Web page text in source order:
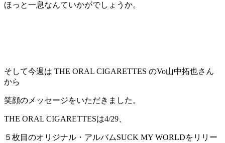
ほっと一息なんていかがでしょうか。
そして今週は THE ORAL CIGARETTES のVo山中拓也さん
から
笑顔のメッセージをいただきました。
THE ORAL CIGARETTESは4/29、
５枚目のオリジナル・アルバムSUCK MY WORLDをリリー